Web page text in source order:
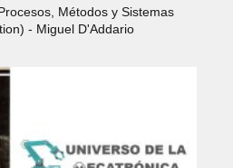
Métodos y Sistemas
- Miguel D'Addario